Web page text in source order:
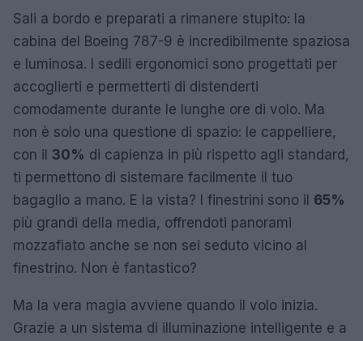
Sali a bordo e preparati a rimanere stupito: la
cabina del Boeing 787-9 è incredibilmente spaziosa
e luminosa. I sedili ergonomici sono progettati per
accoglierti e permetterti di distenderti
comodamente durante le lunghe ore di volo. Ma
non è solo una questione di spazio: le cappelliere,
con il 30% di capienza in più rispetto agli standard,
ti permettono di sistemare facilmente il tuo
bagaglio a mano. E la vista? I finestrini sono il 65%
più grandi della media, offrendoti panorami
mozzafiato anche se non sei seduto vicino al
finestrino. Non è fantastico?
Ma la vera magia avviene quando il volo inizia.
Grazie a un sistema di illuminazione intelligente e a